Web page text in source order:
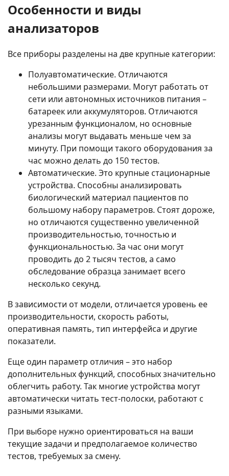
Особенности и виды
анализаторов
Все приборы разделены на две крупные категории:
Полуавтоматические. Отличаются
небольшими размерами. Могут работать от
сети или автономных источников питания –
батареек или аккумуляторов. Отличаются
урезанным функционалом, но основные
анализы могут выдавать меньше чем за
минуту. При помощи такого оборудования за
час можно делать до 150 тестов.
Автоматические. Это крупные стационарные
устройства. Способны анализировать
биологический материал пациентов по
большому набору параметров. Стоят дороже,
но отличаются существенно увеличенной
производительностью, точностью и
функциональностью. За час они могут
проводить до 2 тысяч тестов, а само
обследование образца занимает всего
несколько секунд.
В зависимости от модели, отличается уровень ее
производительности, скорость работы,
оперативная память, тип интерфейса и другие
показатели.
Еще один параметр отличия – это набор
дополнительных функций, способных значительно
облегчить работу. Так многие устройства могут
автоматически читать тест-полоски, работают с
разными языками.
При выборе нужно ориентироваться на ваши
текущие задачи и предполагаемое количество
тестов, требуемых за смену.